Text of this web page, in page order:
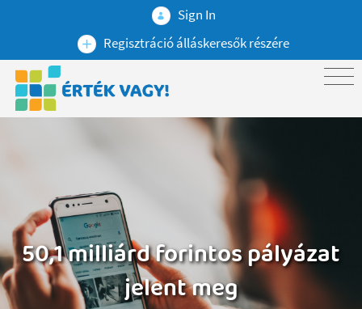
Sign In
Regisztráció álláskeresők részére
50,1 milliárd forintos pályázat
jelent meg